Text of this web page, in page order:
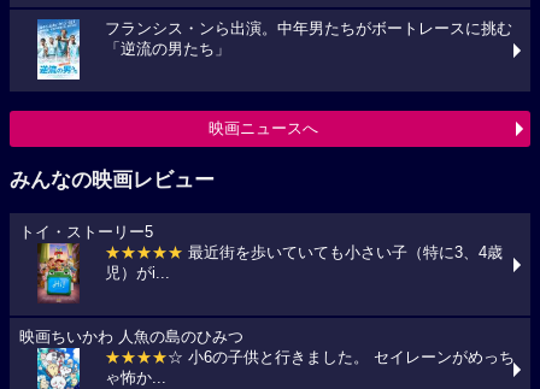
フランシス・ンら出演。中年男たちがボートレースに挑む
「逆流の男たち」
映画ニュースへ
みんなの映画レビュー
トイ・ストーリー5
★★★★★ 最近街を歩いていても小さい子（特に3、4歳
児）がi...
映画ちいかわ 人魚の島のひみつ
★★★★☆ 小6の子供と行きました。 セイレーンがめっち
ゃ怖か...